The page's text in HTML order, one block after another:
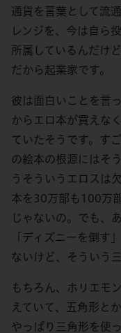
通貨を言葉として流
レンジを、今は自ら
所属しているんだけ
だから起業家です。
彼は面白いことを言
からエロ本が買えな
ていたそうです。す
の絵本の根源にはそ
うそういうエロスは
本を30万部も100万
じゃないの。でも、
「ディズニーを倒す
ないけど、そういう
もちろん、ホリエモ
えていて、五角形と
やっぱり三角形を使